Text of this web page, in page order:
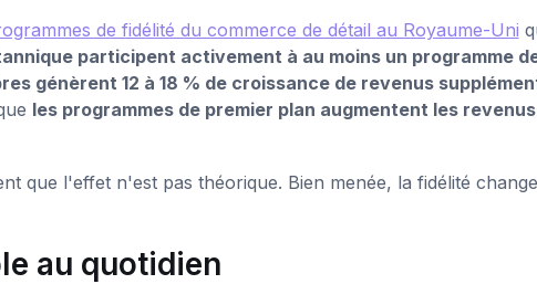
de fidélité du commerce de détail au Royaume-Uni
participent activement à au moins un programme
génèrent 12 à 18 % de croissance de revenus
les programmes de premier plan augmentent les revenus
que l'effet n'est pas théorique. Bien menée, la fidélité
au quotidien